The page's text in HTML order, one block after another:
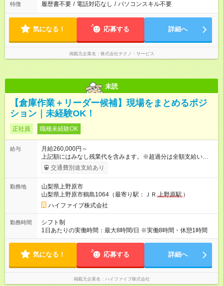
特徴 履歴書不要 / 電話対応なし / パソコンスキル不要
気になる！ 応募する 詳細へ
掲載元企業名 株式会社テクノ・サービス
未読
【倉庫作業＋リーダー候補】現場をまとめるポジ
ション｜未経験OK！
正社員 職種未経験OK
給与
月給260,000円～
上記額にはみなし残業代を含みます。※超過分は全額支給いたし
ます。 みなし残業代 62,000円／月 みなし残業時間 40時間／月
※経験、能力を考慮の上、当社規定により決定。 【試用期間】
時と同じです。
交通費別途支給あり
勤務地
山梨県上野原市
山梨県上野原市鶴島1064（最寄り駅：ＪＲ 上野原駅 ）
ハイファイブ株式会社
勤務時間
シフト制
1日あたりの実働時間：最大8時間/日 ※実働8時間・休憩1時間
気になる！ 応募する 詳細へ
掲載元企業名 ハイファイブ株式会社